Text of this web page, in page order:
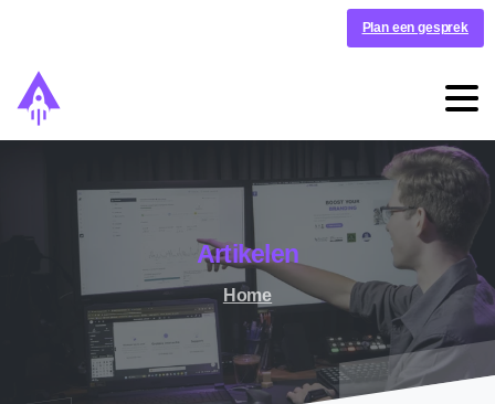
Plan een gesprek
Artikelen
Home